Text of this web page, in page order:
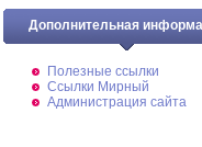
Дополнительная
Полезные ссылки
Ссылки Мирный
Администрация сайта